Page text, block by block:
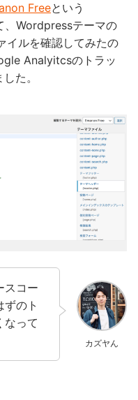
Freeという
、Wordpressテーマの
イルを確認してみたの
Analyitcsのトラッ
た。
カズヤん
スコー
ずのト
なって